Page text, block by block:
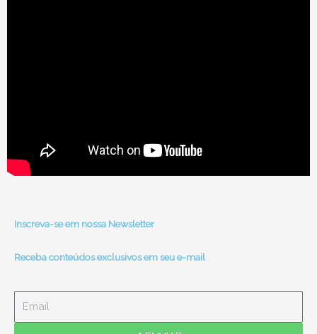
Inscreva-se em nossa Newsletter
Receba conteúdos exclusivos em seu e-mail